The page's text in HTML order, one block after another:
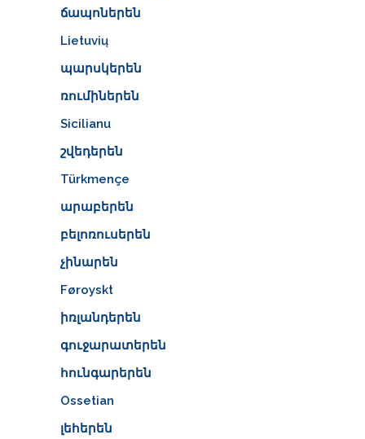
ճապոներեն
Lietuvių
պարսկերեն
ռումիներեն
Sicilianu
շվեդերեն
Türkmençe
արաբերեն
բելոռուսերեն
չինարեն
Føroyskt
իռլանդերեն
գուջարատերեն
հունգարերեն
Ossetian
լեհերեն